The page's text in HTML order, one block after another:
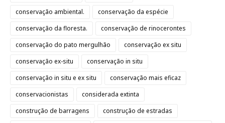
conservação ambiental.
conservação da espécie
conservação da floresta.
conservação de rinocerontes
conservação do pato mergulhão
conservação ex situ
conservação ex-situ
conservação in situ
conservação in situ e ex situ
conservação mais eficaz
conservacionistas
considerada extinta
construção de barragens
construção de estradas